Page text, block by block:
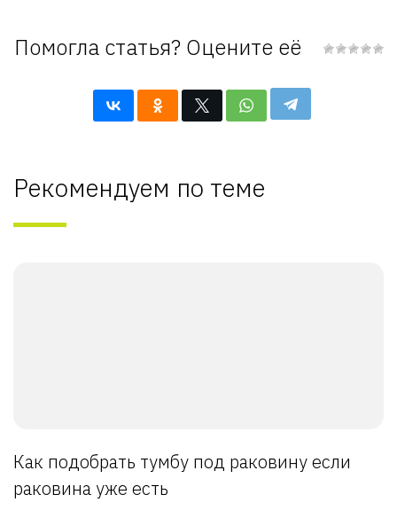
Помогла статья? Оцените её
Рекомендуем по теме
Как подобрать тумбу под раковину если
раковина уже есть